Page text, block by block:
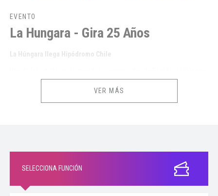
EVENTO
La Hungara - Gira 25 Años
La Húngara llega Hipódromo Chile
imperdible el 06 de Noviembre de 2026 en el histórico Hipódromo Chile.
destacan entre las más escuchadas y coreadas en Chile,
VER MÁS
SELECCIONA FUNCIÓN